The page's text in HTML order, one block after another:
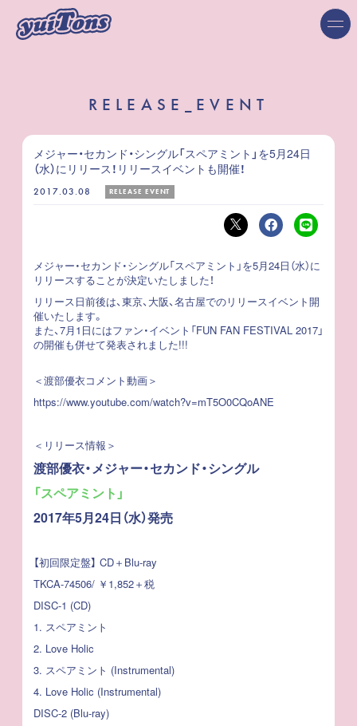
RELEASE_EVENT
メジャー・セカンド・シングル「スペアミント」を5月24日
（水）にリリース！リリースイベントも開催！
2017.03.08 RELEASE EVENT
メジャー・セカンド・シングル「スペアミント」を5月24日（水）に
リリースすることが決定いたしました！
リリース日前後は、東京、大阪、名古屋でのリリースイベント開
催いたします。
また、7月1日にはファン・イベント「FUN FAN FESTIVAL 2017」
の開催も併せて発表されました!!!
＜渡部優衣コメント動画＞
https://www.youtube.com/watch?v=mT5O0CQoANE​
＜リリース情報＞
渡部優衣・メジャー・セカンド・シングル
「スペアミント」
2017年5月24日（水）発売
【初回限定盤】 CD＋Blu-ray
TKCA-74506/ ￥1,852＋税
DISC-1 (CD)
1. スペアミント
2. Love Holic
3. スペアミント (Instrumental)
4. Love Holic (Instrumental)
DISC-2 (Blu-ray)